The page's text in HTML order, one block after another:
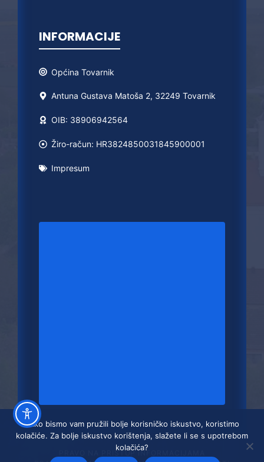
INFORMACIJE
Općina Tovarnik
Antuna Gustava Matoša 2, 32249 Tovarnik
OIB: 38906942564
Žiro-račun: HR3824850031845900001
Impresum
PRAVO NA PRISTUP INFORMACIJAMA
Kako bismo vam pružili bolje korisničko iskustvo, koristimo
kolačiće. Za bolje iskustvo korištenja, slažete li se s upotrebom
kolačića?